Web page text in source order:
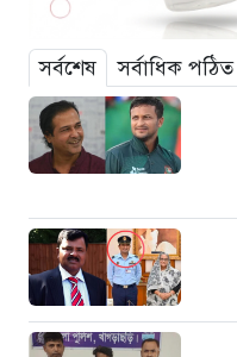
সর্বশেষ সর্বাধিক পঠিত